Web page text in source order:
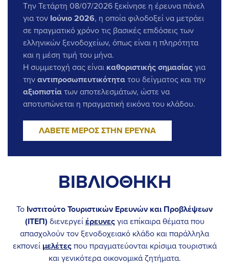
Ξενοδοχεία», με τα συγκριτικά δεδομένα της Επικράτειας
με την Περιφέρεια Ιονίων Νήσων εδώ.
15-10-2025
Ο Γενικός Διευθυντής του ΙΤΕΠ, κ. Γιώργος Πετράκος, θα
συμμετάσχει στοΑναπτυξιακό Συνέδριο με τίτλο
Νησιά: Πορεία και Στόχοι Ανάπτυξης»που θα
πραγματοποιηθεί στην Κέρκυρα 17-18/10.
04-10-2025
Ολοκληρώθηκε η Έρευνα του ΙΤΕΠ για την Εκτίμηση της
Ξενοδοχεία. Τα αποτελέσματα θα είναι διαθέσιμα σύντομα
στην ιστοσελίδα μας.
Πάνελ με τις επιδόσεις των ελληνικών ξενοδοχείων για τον
Αύγουστο 2025.Μπορείτε να τα δείτε αναλυτικά εδώ.
Πραγματοποιήθηκε την Τετάρτη 3 Σεπτεμβρίου 2025η
Γενική Συνέλευση του ΙΤΕΠ, στην αίθουσα συνεδριάσεων
του ΞΕΕ.Μπορείτε να δείτε τις παρουσιάσεις της
Προέδρου και του Γενικού Διευθυντή του ΙΤΕΠ εδώ.
02-09-2025
Την Τετάρτη 08/07/2026 ξεκίνησε η έρευνα πάνελ
για τον Ιούνιο 2026, η οποία φιλοδοξεί να μετράει
σε πραγματικό χρόνο τις βασικές επιδόσεις των
ελληνικών ξενοδοχείων, όπως είναι η πληρότητα
και η μέση τιμή του μήνα.
Η συμμετοχή σας είναι καθοριστικής σημασίας για
την αντιπροσωπευτικότητα του δείγματος και την
αξιοπιστία των αποτελεσμάτων, ώστε να
αποτυπώνεται η πραγματική εικόνα του κλάδου.
ΛΆΒΕΤΕ ΜΈΡΟΣ ΣΤΗΝ ΈΡΕΥΝΑ
ΒΙΒΛΙΟΘΗΚΗ
Το Ινστιτούτο Τουριστικών Ερευνών και Προβλέψεων
(ΙΤΕΠ) διενεργεί έρευνεςγια επίκαιρα θέματα που
απασχολούν τον ξενοδοχειακό κλάδο και παράλληλα
εκπονεί μελέτες που πραγματεύονται κρίσιμα τουριστικά
και γενικότερα οικονομικά ζητήματα.